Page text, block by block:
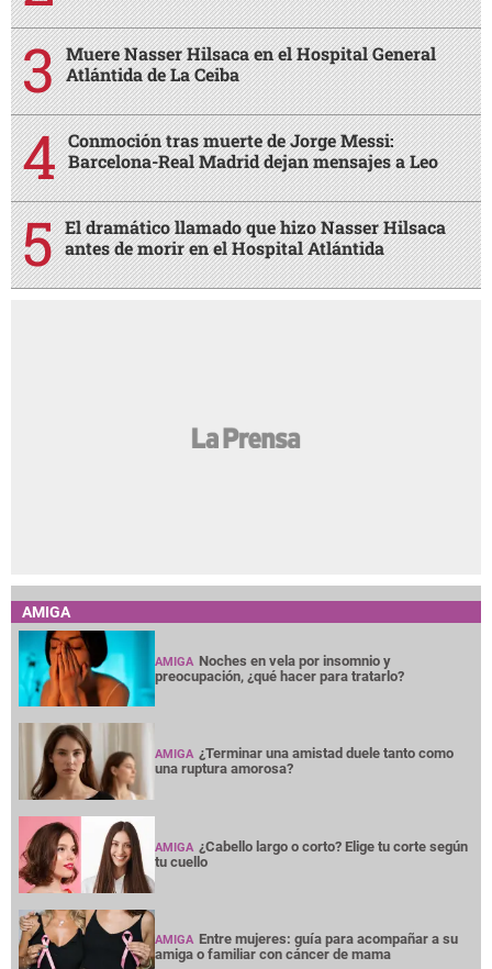
Muere Nasser Hilsaca en el Hospital General
Atlántida de La Ceiba
Conmoción tras muerte de Jorge Messi:
Barcelona-Real Madrid dejan mensajes a Leo
El dramático llamado que hizo Nasser Hilsaca
antes de morir en el Hospital Atlántida
AMIGA
AMIGA Noches en vela por insomnio y
preocupación, ¿qué hacer para tratarlo?
AMIGA ¿Terminar una amistad duele tanto como
una ruptura amorosa?
AMIGA ¿Cabello largo o corto? Elige tu corte según
tu cuello
AMIGA Entre mujeres: guía para acompañar a su
amiga o familiar con cáncer de mama